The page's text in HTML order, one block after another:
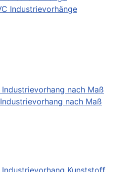
Industrievorhänge
nach Maß